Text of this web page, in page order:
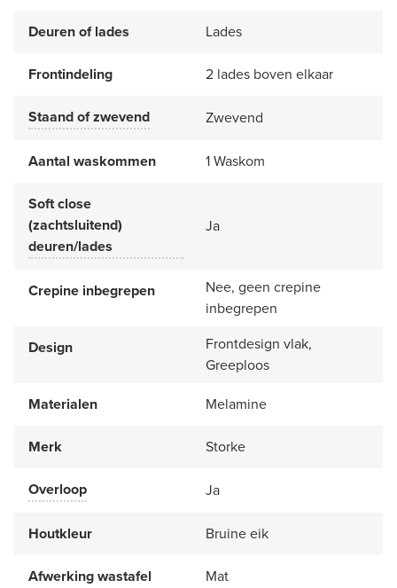
Deuren of lades Lades
Frontindeling 2 lades boven elkaar
Staand of zwevend Zwevend
Aantal waskommen 1 Waskom
Soft close
(zachtsluitend)
deuren/lades
Ja
Crepine inbegrepen
Nee, geen crepine
inbegrepen
Design
Frontdesign vlak,
Greeploos
Materialen
Melamine
Merk Storke
Overloop Ja
Houtkleur Bruine eik
Afwerking wastafel Mat